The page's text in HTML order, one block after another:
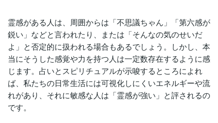
霊感がある人は、周囲からは「不思議ちゃん」「第六感が
鋭い」などと言われたり、または「そんなの気のせいだ
よ」と否定的に扱われる場合もあるでしょう。しかし、本
当にそうした感覚や力を持つ人は一定数存在するように感
じます。占いとスピリチュアルが示唆するところによれ
ば、私たちの日常生活には可視化しにくいエネルギーや流
れがあり、それに敏感な人は「霊感が強い」と評されるの
です。